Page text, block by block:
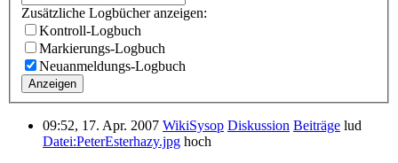
Zusätzliche Logbücher anzeigen:
Kontroll-Logbuch
Markierungs-Logbuch
Neuanmeldungs-Logbuch
Anzeigen
09:52, 17. Apr. 2007 WikiSysop Diskussion Beiträge lud
Datei:PeterEsterhazy.jpg hoch